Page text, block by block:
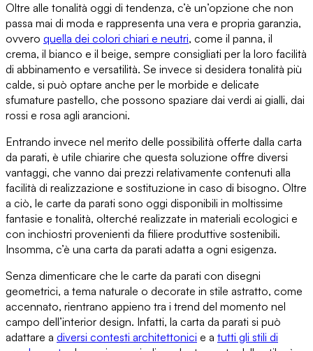
Oltre alle tonalità oggi di tendenza, c’è un’opzione che non
passa mai di moda e rappresenta una vera e propria garanzia,
ovvero quella dei colori chiari e neutri, come il panna, il
crema, il bianco e il beige, sempre consigliati per la loro facilità
di abbinamento e versatilità. Se invece si desidera tonalità più
calde, si può optare anche per le morbide e delicate
sfumature pastello, che possono spaziare dai verdi ai gialli, dai
rossi e rosa agli arancioni.
Entrando invece nel merito delle possibilità offerte dalla carta
da parati, è utile chiarire che questa soluzione offre diversi
vantaggi, che vanno dai prezzi relativamente contenuti alla
facilità di realizzazione e sostituzione in caso di bisogno. Oltre
a ciò, le carte da parati sono oggi disponibili in moltissime
fantasie e tonalità, olterché realizzate in materiali ecologici e
con inchiostri provenienti da filiere produttive sostenibili.
Insomma, c’è una carta da parati adatta a ogni esigenza.
Senza dimenticare che le carte da parati con disegni
geometrici, a tema naturale o decorate in stile astratto, come
accennato, rientrano appieno tra i trend del momento nel
campo dell’interior design. Infatti, la carta da parati si può
adattare a diversi contesti architettonici e a tutti gli stili di